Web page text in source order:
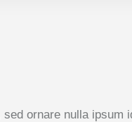
ornare nulla ipsum